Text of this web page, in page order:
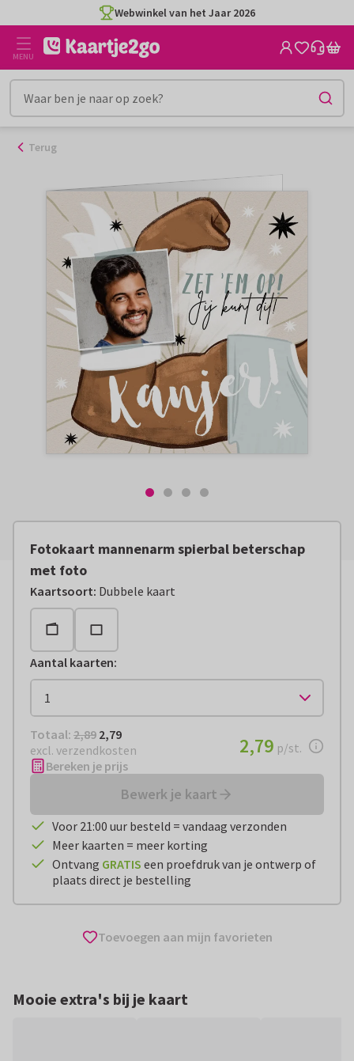
naar
inhoud
Webwinkel van het Jaar 2026
MENU
Terug
Fotokaart mannenarm spierbal beterschap
met foto
Kaartsoort: Dubbele kaart
Aantal kaarten:
Totaal: € 2,79
Totaal: 2,89 2,79
excl. verzendkosten
€ 2,79per stuk
2,79 p/st.
Bereken je prijs
Bewerk je kaart
Voor 21:00 uur besteld = vandaag verzonden
Meer kaarten = meer korting
Ontvang GRATIS een proefdruk van je ontwerp of
plaats direct je bestelling
Toevoegen aan mijn favorieten
Mooie extra's bij je kaart